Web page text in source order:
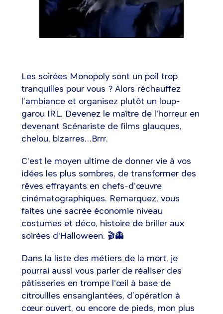
Les soirées Monopoly sont un poil trop
tranquilles pour vous ? Alors réchauffez
l’ambiance et organisez plutôt un loup-
garou IRL. Devenez le maître de l'horreur en
devenant Scénariste de films glauques,
chelou, bizarres…Brrr.
C'est le moyen ultime de donner vie à vos
idées les plus sombres, de transformer des
rêves effrayants en chefs-d'œuvre
cinématographiques. Remarquez, vous
faites une sacrée économie niveau
costumes et déco, histoire de briller aux
soirées d'Halloween. 🎬👻
Dans la liste des métiers de la mort, je
pourrai aussi vous parler de réaliser des
pâtisseries en trompe l'œil à base de
citrouilles ensanglantées, d’opération à
cœur ouvert, ou encore de pieds, mon plus